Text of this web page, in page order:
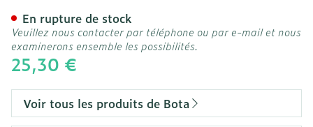
25,30 €
En rupture de stock
Veuillez nous contacter par téléphone ou par e-mail et nous
examinerons ensemble les possibilités.
Voir tous les produits de Bota